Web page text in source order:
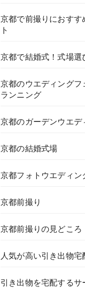
京都で前撮りにおすす
ト
京都で結婚式！式場選
京都のウエディング
ランニング
京都のガーデンウエデ
京都の結婚式場
京都フォトウエディン
京都前撮り
京都前撮りの見どころ
人気が高い引き出物宅
引き出物を宅配するサ